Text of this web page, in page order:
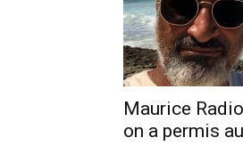
Maurice
on a permis